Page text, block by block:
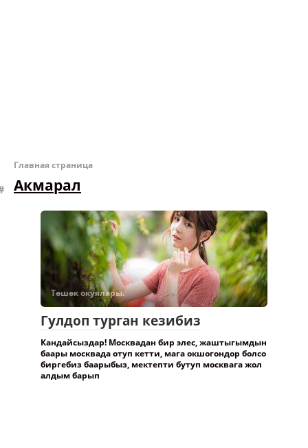
Главная страница
Акмарал
Төшөк окуялары.
Гулдоп турган кезибиз
Кандайсыздар! Москвадан бир элес, жаштыгымдын
баары москвада отуп кетти, мага окшогондор болсо
биргебиз баарыбыз, мектепти бутуп москвага жол
алдым барып